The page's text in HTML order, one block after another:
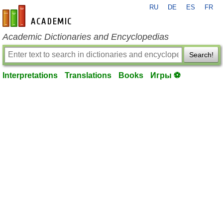
en-academic.com
RU DE ES FR
Academic Dictionaries and Encyclopedias
Search!
Interpretations Translations Books Игры ⚽